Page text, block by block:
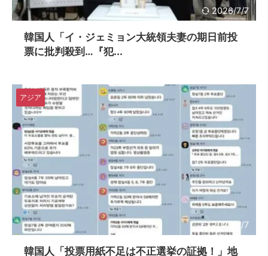
2026/7/7
韓国人「イ・ジェミョン大統領夫妻の期日前投
票に批判殺到…『犯...
2026/7/7
アジア
韓国人「投票用紙不足は不正選挙の証拠！」地